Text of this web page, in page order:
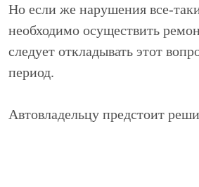
Но если же нарушения все-
необходимо осуществить
следует откладывать этот
период.
Автовладельцу предстоит